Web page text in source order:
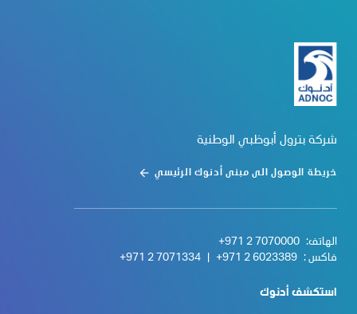
شركة بترول أبوظبي الوطنية
خريطة الوصول الى مبنى أدنوك الرئيسي
الهاتف: +971 2 7070000
فاكس : +971 2 6023389
+971 2 7071334
استكشف أدنوك